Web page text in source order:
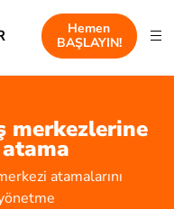
Hemen
BAŞLAYIN!
merkezlerine
atamalarını